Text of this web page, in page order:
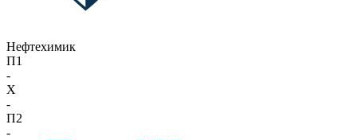
Нефтехимик
П1
-
X
-
П2
-